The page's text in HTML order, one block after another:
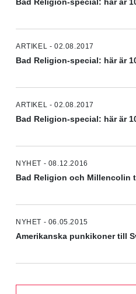
Bad Religion-special: här är
ARTIKEL - 02.08.2017
Bad Religion-special: här är
ARTIKEL - 02.08.2017
Bad Religion-special: här är
NYHET - 08.12.2016
Bad Religion och Millencolin
NYHET - 06.05.2015
Amerikanska punkikoner till